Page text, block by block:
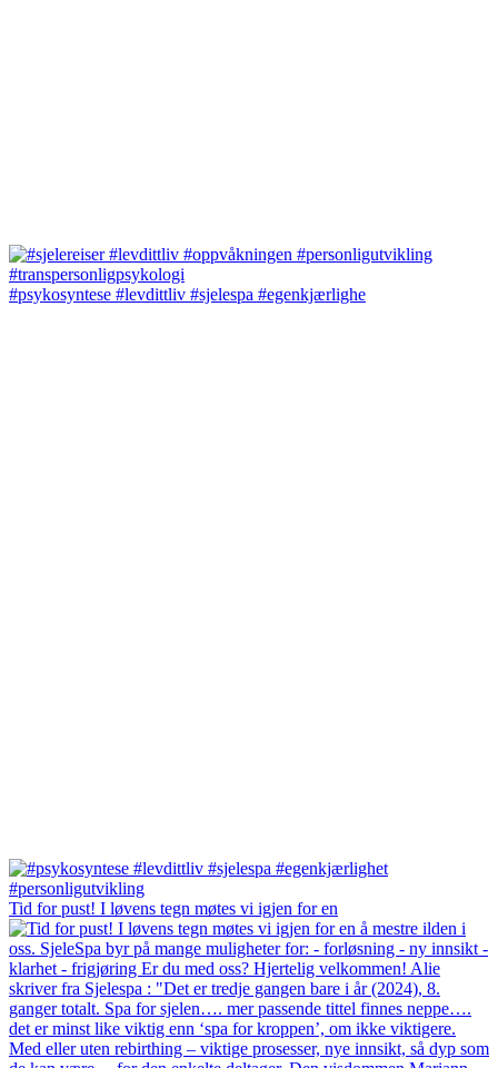
#psykosyntese #levdittliv #sjelespa #egenkjærlighe
Tid for pust! I løvens tegn møtes vi igjen for en